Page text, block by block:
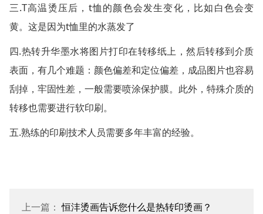
三.T高温烫压后，t恤的颜色会发生变化，比如白色会变
黄。这是因为t恤里的水蒸发了
四.热转升华墨水将图片打印在转移纸上，然后转移到介质
表面，有几个难题：颜色偏差和定位偏差，成品图片也容易
刮掉，牢固性差，一般需要喷涂保护膜。此外，特殊介质的
转移也需要进行软印刷。
五.熟练的印刷技术人员需要多年丰富的经验。
上一篇：恒沣烫画告诉您什么是热转印烫画？